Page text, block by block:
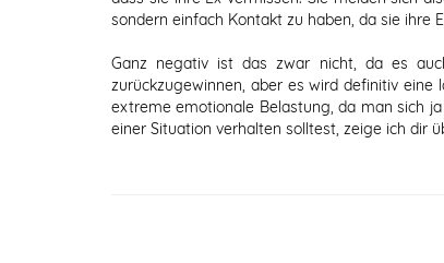
sondern einfach Kontakt zu haben, da sie ihre
Ganz negativ ist das zwar nicht, da es
zurückzugewinnen, aber es wird definitiv
extreme emotionale Belastung, da man sich
einer Situation verhalten solltest, zeige ich dir